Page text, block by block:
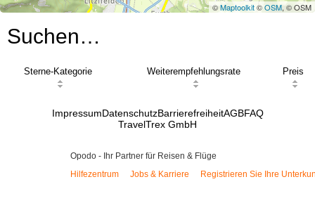
©Maptoolkit©OSM, © OSM
Suchen…
Sterne-Kategorie Weiterempfehlungsrate Preis
ImpressumDatenschutzBarrierefreiheitAGBFAQ
TravelTrex GmbH